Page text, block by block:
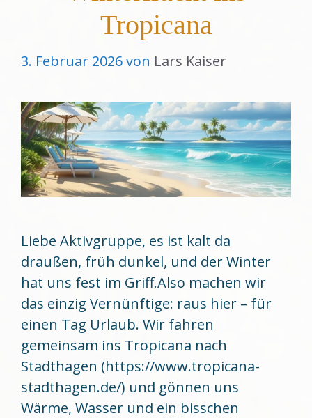
Tropicana
3. Februar 2026von Lars Kaiser
Liebe Aktivgruppe, es ist kalt da
draußen, früh dunkel, und der Winter
hat uns fest im Griff.Also machen wir
das einzig Vernünftige: raus hier – für
einen Tag Urlaub. Wir fahren
gemeinsam ins Tropicana nach
Stadthagen (https://www.tropicana-
stadthagen.de/) und gönnen uns
Wärme, Wasser und ein bisschen